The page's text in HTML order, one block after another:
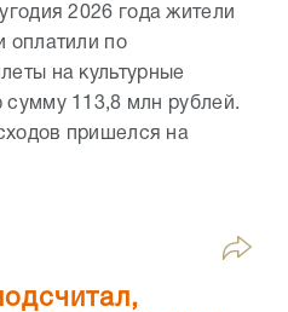
2026 года жители
оплатили по
на культурные
113,8 млн рублей.
пришелся на